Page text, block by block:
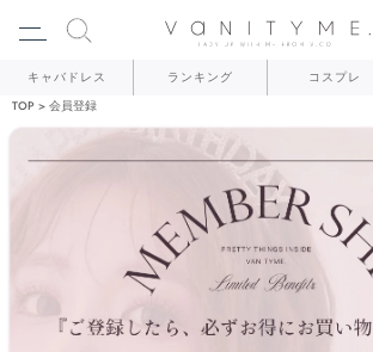
キャバドレス ランキング コスプレ
TOP 会員登録